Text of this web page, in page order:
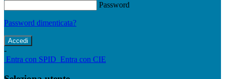
Password
Password dimenticata?
-
Entra con SPID Entra con CIE